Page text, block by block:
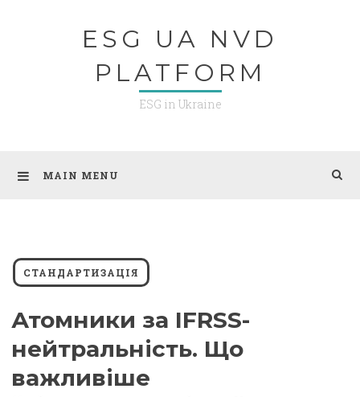
ESG UA NVD
PLATFORM
ESG in Ukraine
MAIN MENU
СТАНДАРТИЗАЦІЯ
Атомники за IFRSS-
нейтральність. Що
важливіше